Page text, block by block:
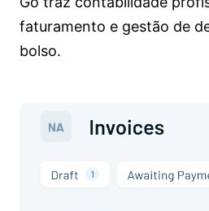
faturamento e gestão de
bolso.